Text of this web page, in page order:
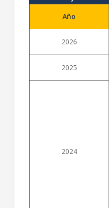
Año
2026
2025
2024